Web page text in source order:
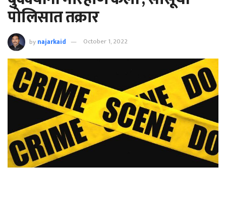
पोलिसात तक्रार
bynajarkaid October 1, 2022